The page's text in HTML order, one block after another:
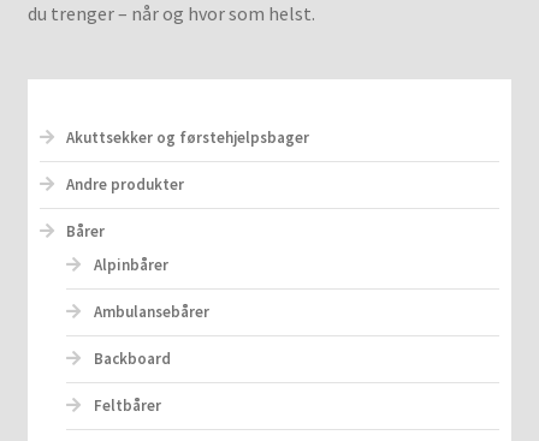
du trenger – når og hvor som helst.
Akuttsekker og førstehjelpsbager
Andre produkter
Bårer
Alpinbårer
Ambulansebårer
Backboard
Feltbårer